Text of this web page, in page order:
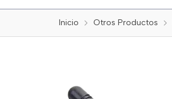
Inicio Otros Productos